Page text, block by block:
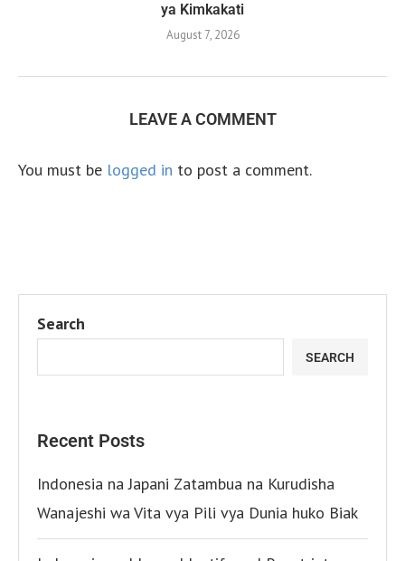
ya Kimkakati
August 7, 2026
LEAVE A COMMENT
You must be logged in to post a comment.
Search
SEARCH
Recent Posts
Indonesia na Japani Zatambua na Kurudisha
Wanajeshi wa Vita vya Pili vya Dunia huko Biak